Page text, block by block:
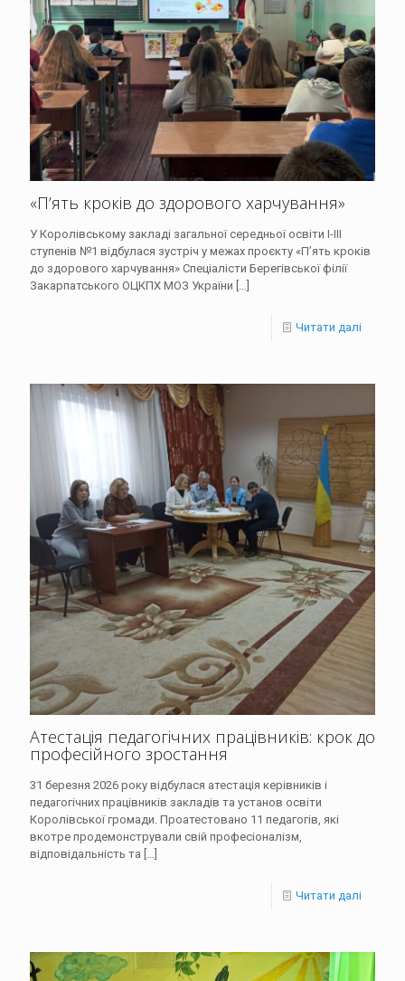
«П’ять кроків до здорового харчування»
У Королівському закладі загальної середньої освіти І-ІІІ
ступенів №1 відбулася зустріч у межах проєкту «П’ять кроків
до здорового харчування» Спеціалісти Берегівської філії
Закарпатського ОЦКПХ МОЗ України […]
Читати далі
Атестація педагогічних працівників: крок до
професійного зростання
31 березня 2026 року відбулася атестація керівників і
педагогічних працівників закладів та установ освіти
Королівської громади. Проатестовано 11 педагогів, які
вкотре продемонстрували свій професіоналізм,
відповідальність та […]
Читати далі